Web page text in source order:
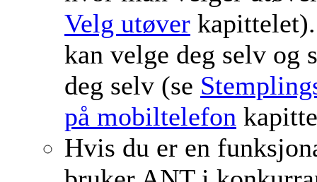
Velg utøver
kan velge deg selv og
deg selv (se
på mobiltelefon
Hvis du er en